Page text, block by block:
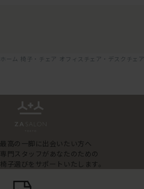
ホーム 椅子・チェア オフィスチェア・デスクチェア
最高の一脚に出会いたい方へ
専門スタッフがあなたのための
椅子選びをサポートいたします。